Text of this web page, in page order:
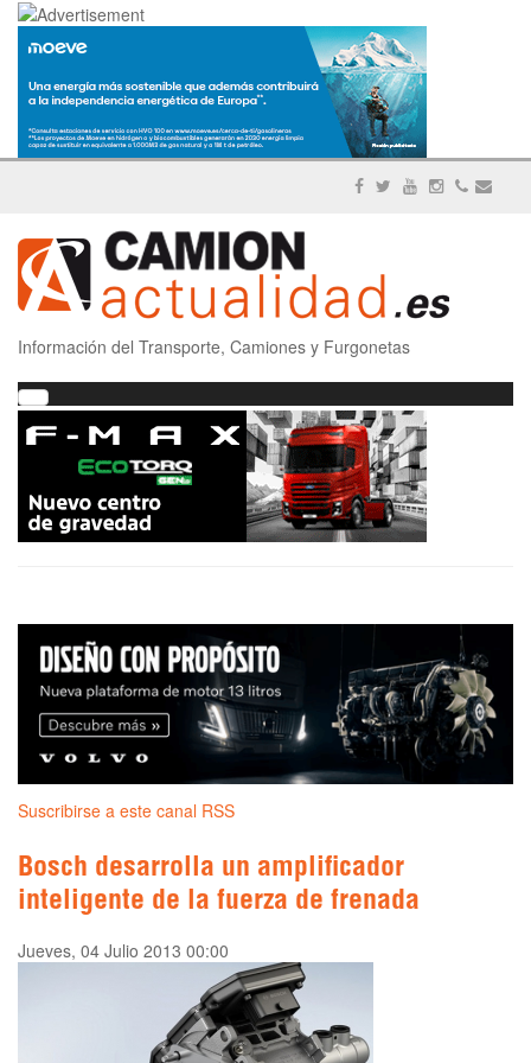
Información del Transporte, Camiones y Furgonetas
Suscribirse a este canal RSS
Bosch desarrolla un amplificador
inteligente de la fuerza de frenada
Jueves, 04 Julio 2013 00:00